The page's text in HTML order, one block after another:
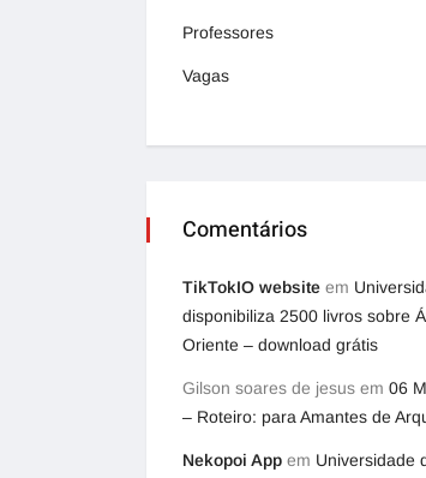
Professores
Vagas
Comentários
TikTokIO website em
disponibiliza 2500 livros sobre
Oriente – download grátis
Gilson soares de jesus em 06
– Roteiro: para Amantes de
Nekopoi App em Universidade